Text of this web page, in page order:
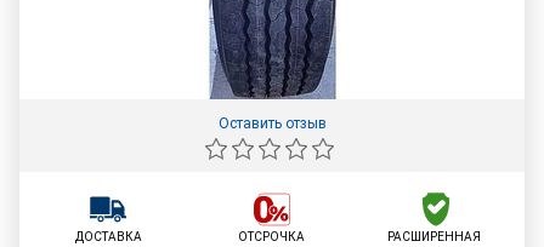
Оставить отзыв
ДОСТАВКА
ОТСРОЧКА
РАСШИРЕННАЯ